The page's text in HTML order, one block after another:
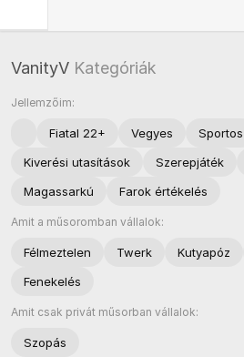
VanityV Kategóriák
Jellemzőim:
Fiatal 22+ Vegyes Sportos
Kiverési utasítások
Szerepjáték
Magassarkú
Farok értékelés
Amit a műsoromban vállalok:
Félmeztelen Twerk Kutyapóz
Fenekelés
Amit csak privát műsorban vállalok:
Szopás